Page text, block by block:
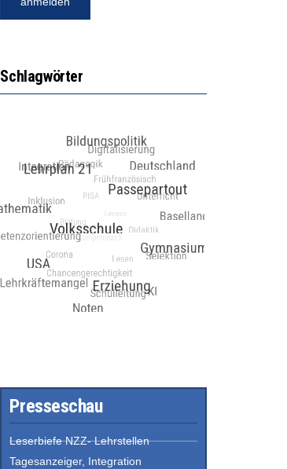
Schlagwörter
Presseschau
Leserbiefe NZZ- Lehrstellen
Tagesanzeiger, Integration